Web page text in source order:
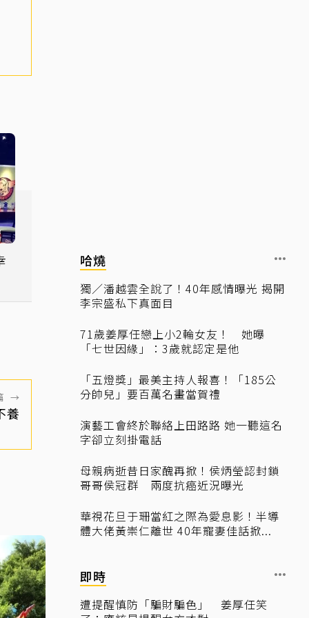
→
養
哈燒
獨／潘越雲全說了！40年感情曝光 揭開
李宗盛私下真面目
71歲姜厚任戀上小2輪女友！ 她曝
「七世因緣」：3歲就認定是他
「五燈獎」最美主持人報喜！「185公
分帥兒」要百萬名畫當賀禮
演藝工會終於聯絡上田路路 她一聽這名
字卻立刻掛電話
母親病逝昔日家醜再掀！侯炳瑩認封鎖
哥哥侯冠群 兩度抗癌近況曝光
華視花旦于珊當紅之際為愛息影！半導
體大佬黃崇仁離世 40年寵妻佳話掀...
即時
遭提醒慎防「騙財騙色」 姜厚任笑